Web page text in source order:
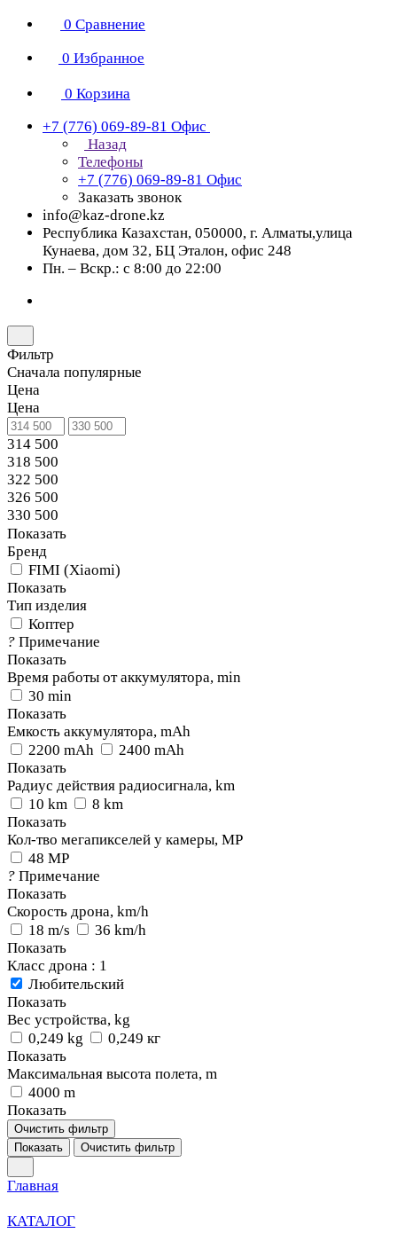
0 Сравнение
0 Избранное
0 Корзина
+7 (776) 069-89-81 Офис
Назад
Телефоны
+7 (776) 069-89-81 Офис
Заказать звонок
info@kaz-drone.kz
Республика Казахстан, 050000, г. Алматы,улица
Кунаева, дом 32, БЦ Эталон, офис 248
Пн. – Вскр.: с 8:00 до 22:00
Фильтр
Сначала популярные
Цена
Цена
314 500
318 500
322 500
326 500
330 500
Показать
Бренд
FIMI (Xiaomi)
Показать
Тип изделия
Коптер
? Примечание
Показать
Время работы от аккумулятора, min
30 min
Показать
Емкость аккумулятора, mAh
2200 mAh
2400 mAh
Показать
Радиус действия радиосигнала, km
10 km
8 km
Показать
Кол-тво мегапикселей у камеры, MP
48 MP
? Примечание
Показать
Скорость дрона, km/h
18 m/s
36 km/h
Показать
Класс дрона : 1
Любительский
Показать
Вес устройства, kg
0,249 kg
0,249 кг
Показать
Максимальная высота полета, m
4000 m
Показать
Очистить фильтр
Показать
Очистить фильтр
Главная
КАТАЛОГ